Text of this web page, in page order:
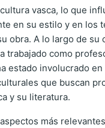
vasca, lo que
en su estilo y en los
obra. A lo largo de su
trabajado como
estado involucrado
que buscan
y su literatura.
más